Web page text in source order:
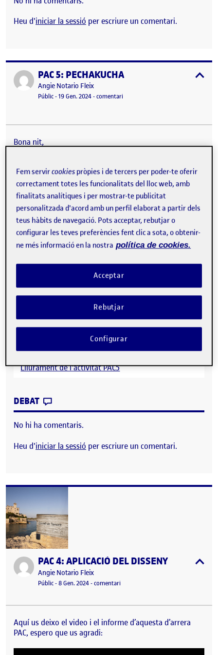
Heu d'iniciar la sessió per escriure un comentari.
Publicat perPAC 5: PECHAKUCHA
Publicat per
Angie Notario Fleix
Visibilitat:
Públic-Data de publicació
19 Gen. 202412 juny, 2024 4:38 pm
-comentariel PAC 5: PECHAKUCHA
Bona nit,
Gaià.
Espero que us agradi,
Gràcies,
Angie
de
Lliurament de l'activitat PAC5
DEBAT
No hi ha comentaris.
Heu d'iniciar la sessió per escriure un comentari.
Publicat perPAC 4: APLICACIÓ DEL DISSENY
Publicat per
Angie Notario Fleix
Visibilitat:
Públic-Data de publicació
8 Gen. 202412 juny, 2024 4:39 pm
-comentariel PAC 4: APLICACIÓ DEL DISSENY
Aquí us deixo el video i el informe d’aquesta d’arrera
PAC, espero que us agradi:
Fem servircookies pròpies i de tercers per poder-te oferir
correctament totes les funcionalitats del lloc web, amb
finalitats analítiques i per mostrar-te publicitat
personalitzada d'acord amb un perfil elaborat a partir dels
teus hàbits de navegació. Pots acceptar, rebutjar o
configurar les teves preferències fent clic a sota, o obtenir-
ne més informació en la nostra política de cookies.
Rebutjar
Acceptar
Configurar